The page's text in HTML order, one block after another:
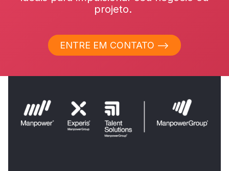
projeto.
ENTRE EM CONTATO ⟶